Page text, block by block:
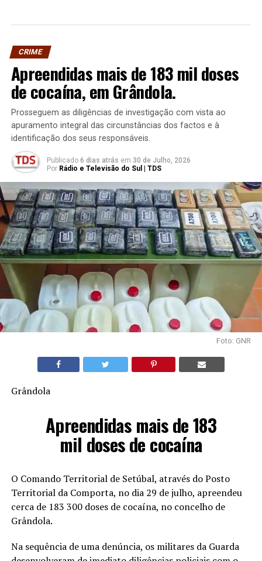
CRIME
Apreendidas mais de 183 mil doses
de cocaína, em Grândola.
Prosseguem as diligências de investigação com vista ao
apuramento integral das circunstâncias dos factos e à
identificação dos seus responsáveis.
Publicado 6 dias atrás em 30 de Julho, 2026
Por Rádio e Televisão do Sul | TDS
Foto: GNR
Grândola
Apreendidas mais de 183
mil doses de cocaína
O Comando Territorial de Setúbal, através do Posto
Territorial da Comporta, no dia 29 de julho, apreendeu
cerca de 183 300 doses de cocaína, no concelho de
Grândola.
Na sequência de uma denúncia, os militares da Guarda